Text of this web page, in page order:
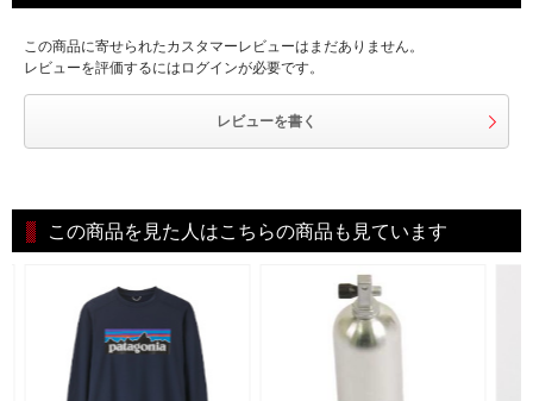
この商品に寄せられたカスタマーレビューはまだありません。
レビューを評価するにはログインが必要です。
レビューを書く
この商品を見た人はこちらの商品も見ています